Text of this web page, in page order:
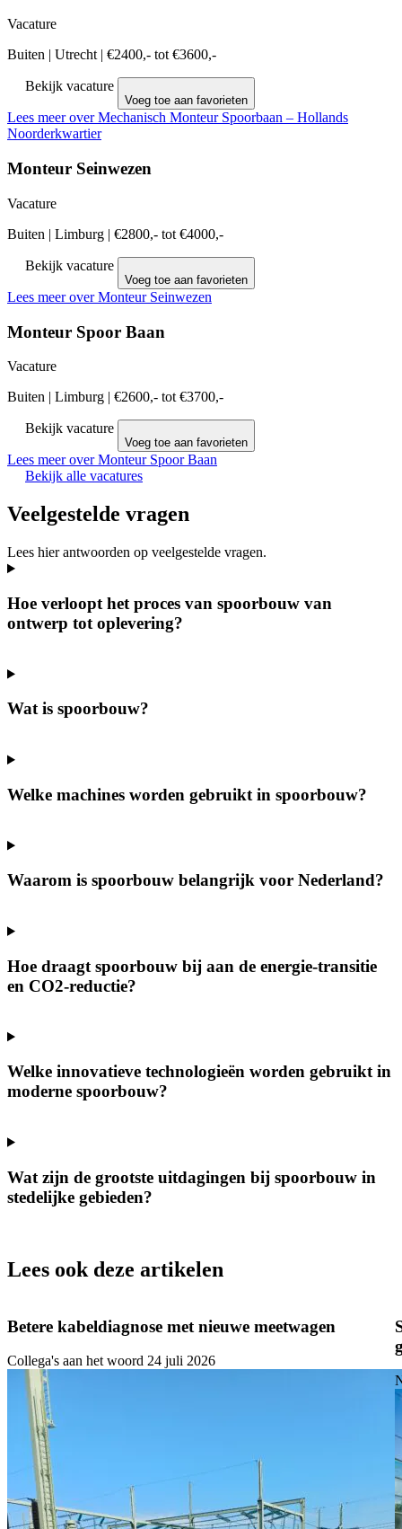
Vacature
Buiten
Utrecht €2400,- tot €3600,-
Bekijk vacature
Voeg toe aan favorieten
Lees meer over Mechanisch Monteur Spoorbaan – Hollands
Noorderkwartier
Monteur Seinwezen
Vacature
Buiten | Limburg | €2800,- tot €4000,-
Bekijk vacature
Voeg toe aan favorieten
Lees meer over Monteur Seinwezen
Monteur Spoor Baan
Vacature
Buiten | Limburg | €2600,- tot €3700,-
Bekijk vacature
Voeg toe aan favorieten
Lees meer over Monteur Spoor Baan
Bekijk alle vacatures
Veelgestelde vragen
Lees hier antwoorden op veelgestelde vragen.
Hoe verloopt het proces van spoorbouw van
ontwerp tot oplevering?
Wat is spoorbouw?
Welke machines worden gebruikt in spoorbouw?
Waarom is spoorbouw belangrijk voor Nederland?
Hoe draagt spoorbouw bij aan de energie-transitie
en CO2-reductie?
Welke innovatieve technologieën worden gebruikt in
moderne spoorbouw?
Wat zijn de grootste uitdagingen bij spoorbouw in
stedelijke gebieden?
Lees ook deze artikelen
Betere kabeldiagnose met nieuwe meetwagen
Collega's aan het woord 24 juli 2026